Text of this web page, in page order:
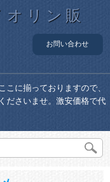
リン販
お問い合わせ
に揃っておりますので、
ださいませ。激安価格で代